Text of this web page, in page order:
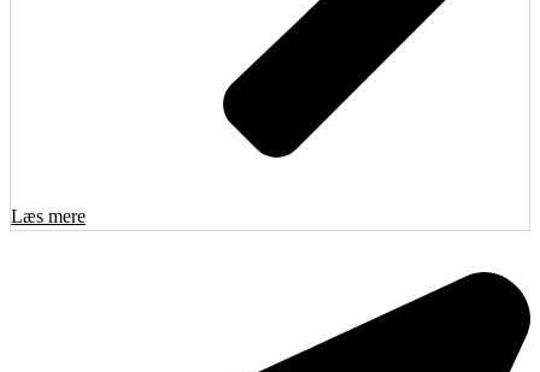
Læs mere